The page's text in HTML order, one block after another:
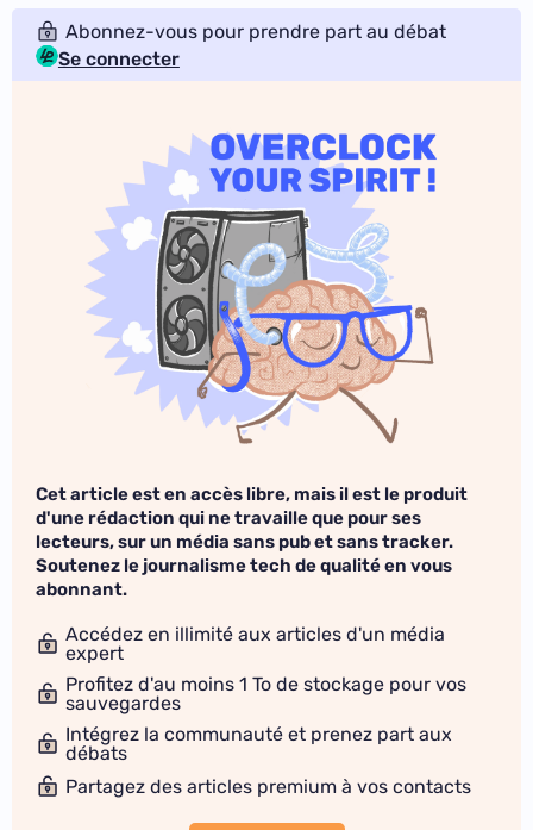
Abonnez-vous pour prendre part au débat
Se connecter
Cet article est en accès libre, mais il est le produit
d'une rédaction qui ne travaille que pour ses
lecteurs, sur un média sans pub et sans tracker.
Soutenez le journalisme tech de qualité en vous
abonnant.
Accédez en illimité aux articles d'un média
expert
Profitez d'au moins 1 To de stockage pour vos
sauvegardes
Intégrez la communauté et prenez part aux
débats
Partagez des articles premium à vos contacts